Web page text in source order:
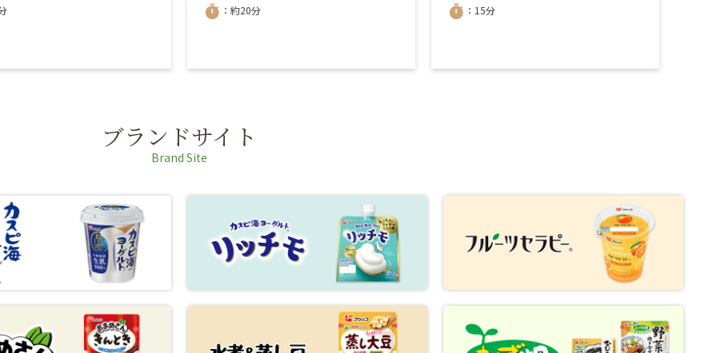
timer ：約20分 timer ：15分
ブランドサイト
Brand Site